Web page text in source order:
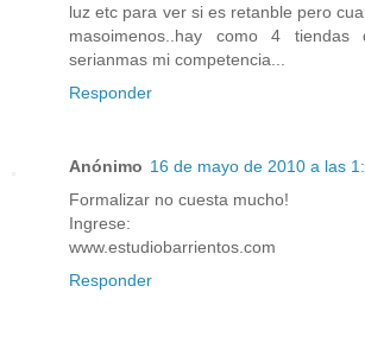
luz etc para ver si es retanble pero
masoimenos..hay como 4
serianmas mi competencia...
Responder
Anónimo 16 de mayo de 2010 a las
Formalizar no cuesta mucho!
Ingrese:
www.estudiobarrientos.com
Responder